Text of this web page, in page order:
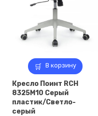
В корзину
Кресло Поинт RCH
8325M10 Серый
пластик/Светло-
серый